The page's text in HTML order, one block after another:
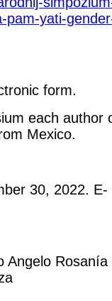
pam-yati-
form.
each author
Mexico.
30, 2022. E-
Angelo Rosanía